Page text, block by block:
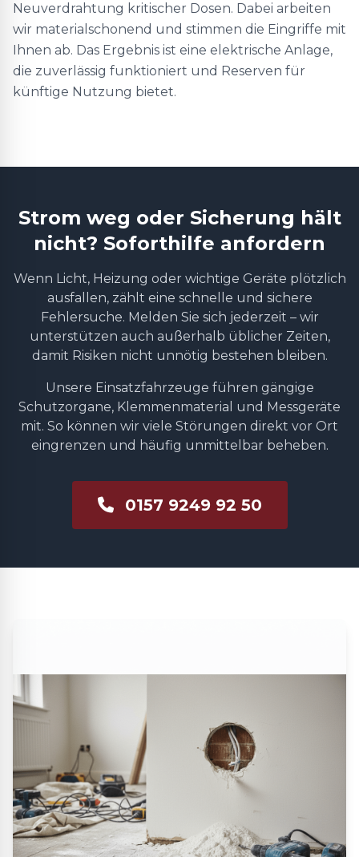
Neuverdrahtung kritischer Dosen. Dabei arbeiten
wir materialschonend und stimmen die Eingriffe mit
Ihnen ab. Das Ergebnis ist eine elektrische Anlage,
die zuverlässig funktioniert und Reserven für
künftige Nutzung bietet.
Strom weg oder Sicherung hält
nicht? Soforthilfe anfordern
Wenn Licht, Heizung oder wichtige Geräte plötzlich
ausfallen, zählt eine schnelle und sichere
Fehlersuche. Melden Sie sich jederzeit – wir
unterstützen auch außerhalb üblicher Zeiten,
damit Risiken nicht unnötig bestehen bleiben.
Unsere Einsatzfahrzeuge führen gängige
Schutzorgane, Klemmenmaterial und Messgeräte
mit. So können wir viele Störungen direkt vor Ort
eingrenzen und häufig unmittelbar beheben.
0157 9249 92 50